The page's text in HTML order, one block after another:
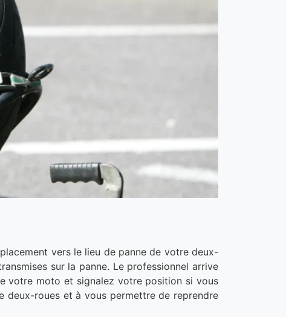
vers le lieu de panne de votre deux-
sur la panne. Le professionnel arrive
votre moto et signalez votre position si vous
deux-roues et à vous permettre de reprendre